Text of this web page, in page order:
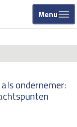
Menu
ondernemer: